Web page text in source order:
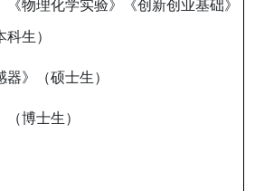
《物理化学实验》《创新创业基础》
生）
器》（硕士生）
（博士生）